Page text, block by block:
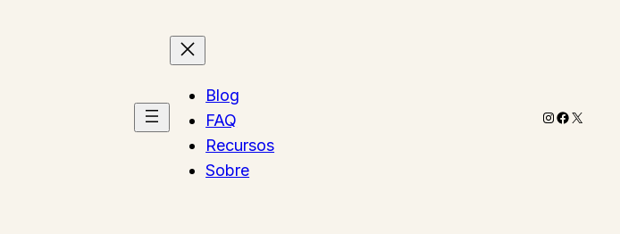
Blog
FAQ
Recursos
Sobre
Instagram
X